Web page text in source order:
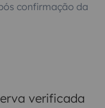
confirmação da
verificada